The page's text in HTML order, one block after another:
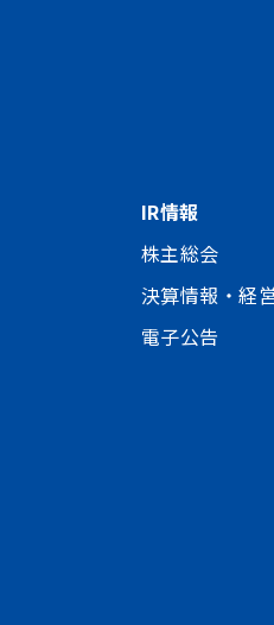
IR情報
株主総会
決算情報・経
電子公告